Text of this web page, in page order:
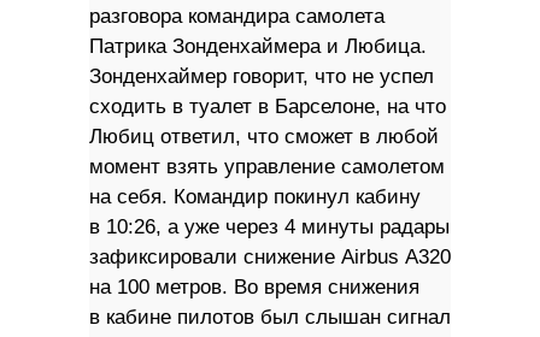
разговора командира самолета
Патрика Зонденхаймера и Любица.
Зонденхаймер говорит, что не успел
сходить в туалет в Барселоне, на что
Любиц ответил, что сможет в любой
момент взять управление самолетом
на себя. Командир покинул кабину
в 10:26, а уже через 4 минуты радары
зафиксировали снижение Airbus А320
на 100 метров. Во время снижения
в кабине пилотов был слышан сигнал